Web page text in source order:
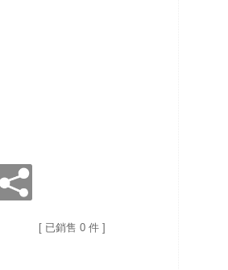
[ 已銷售 0 件 ]